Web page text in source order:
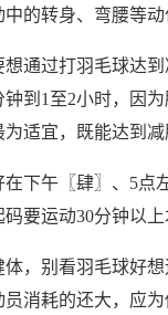
的转身、弯腰等
通过打羽毛球达
钟到1至2小时，因
适宜，既能达到
在下午〖肆〗、5点
要运动30分钟以
体，别看羽毛球好
消耗的还大，应为